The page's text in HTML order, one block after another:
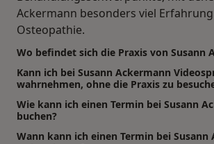
Ackermann besonders viel
Osteopathie.
Wo befindet sich die Praxis von Susann
Kann ich bei Susann Ackermann
wahrnehmen, ohne die Praxis zu
Wie kann ich einen Termin bei Susann
buchen?
Wann kann ich einen Termin bei Susann